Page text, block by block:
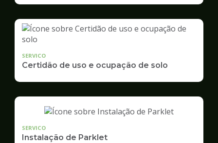
SERVICO
Certidão de uso e ocupação de solo
SERVICO
Instalação de Parklet